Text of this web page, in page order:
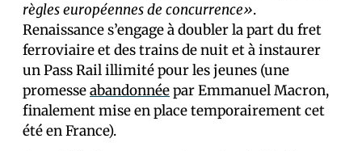
règles européennes de concurrence».
Renaissance s’engage à doubler la part du fret
ferroviaire et des trains de nuit et à instaurer
un Pass Rail illimité pour les jeunes (une
promesseabandonnéepar Emmanuel Macron,
finalement mise en place temporairement cet
été en France).